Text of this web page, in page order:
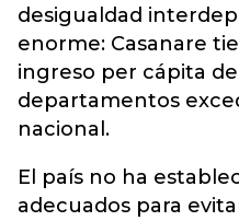
desigualdad
enorme: Casanare
ingreso per cápita
departamentos
nacional.
El país no ha
adecuados para